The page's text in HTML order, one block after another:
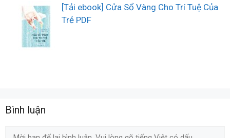
[Tải ebook] Cửa Sổ Vàng Cho Trí Tuệ Của
Trẻ PDF
Bình luận
Comment